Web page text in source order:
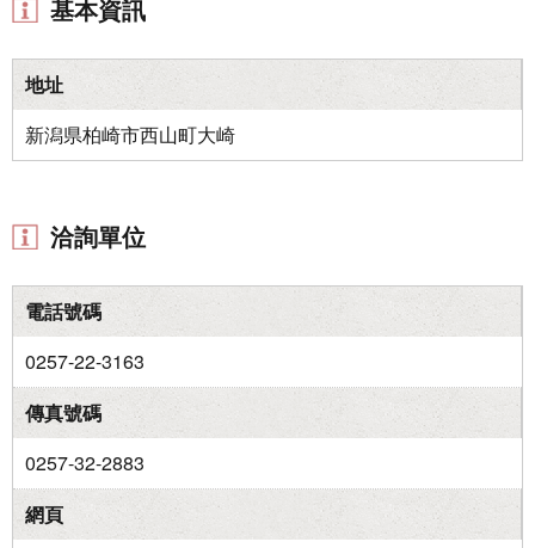
基本資訊
地址
新潟県柏崎市西山町大崎
洽詢單位
電話號碼
0257-22-3163
傳真號碼
0257-32-2883
網頁